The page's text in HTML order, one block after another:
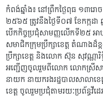
កំពង់ឆ្នាំង៖ នៅព្រឹកថ្ងៃពុធ ១៣រោ
២៥៦៥ ត្រូវនឹងថ្ងៃទី០៧ ខែកក្កដា
បើកកិច្ចប្រជុំសាមញ្ញលើកទី២៥ អ
សមាជិកក្រុមប្រឹក្សាខេត្ត តំណាង
ប្រឹក្សាខេត្ត និងលោក ស៊ុន សុវណ្ណា
អញ្ជើញចូលរួមពីលោក លោកស្រីសមា
នាយក នាយករងរដ្ឋបាលសាលាខេត្
ខេត្ត ចូលរួមប្រជុំតាមរយៈប្រព័ន្ធវី